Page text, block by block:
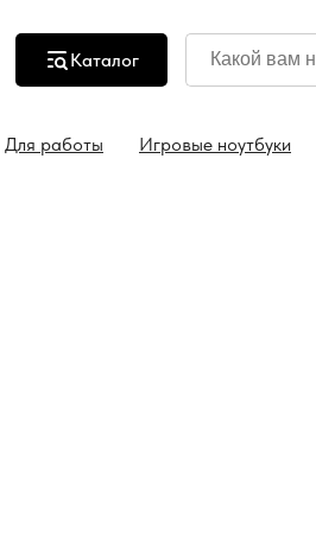
Каталог
Для работы Игровые ноутбуки
1 год Скидка 5% на